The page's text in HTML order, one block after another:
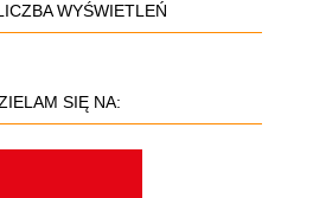
WYŚWIETLEŃ
SIĘ NA: